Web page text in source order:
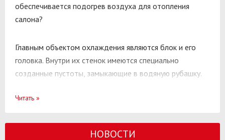
обеспечивается подогрев воздуха для отопления
салона?
Главным объектом охлаждения являются блок и его
головка. Внутри их стенок имеются специально
созданные пустоты, замыкающие в водяную рубашку.
по ней насосом (помпой) прокачивалась вода,
Читать »
НОВОСТИ